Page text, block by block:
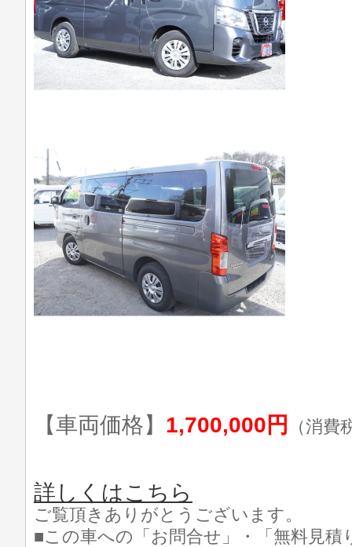
【車両価格】 1,700,000円 （消費
詳しくはこちら
ご覧頂きありがとうございます。
■この車への「お問合せ」・「無料見積